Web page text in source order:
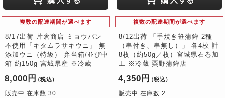
複数の配達期間が選べます
8/17出荷 片倉商店 ミョウバン
不使用「キタムラサキウニ」 無
添加ウニ（特級） 弁当箱/並び中
箱 約150g 宮城県産 ※冷蔵
8,000円 （税込）
販売中 在庫数 30
複数の配達期間が選べます
8/12出荷 「手焼き笹蒲鉾 2種
（串付き、串無し）」 各4枚 計
8枚（約50g／枚）宮城県石巻加
工 ※冷蔵 粟野蒲鉾店
4,350円 （税込）
販売中 在庫数 2